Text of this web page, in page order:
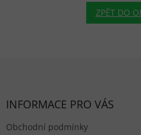
ZPĚT DO
INFORMACE PRO VÁS
Obchodní podmínky